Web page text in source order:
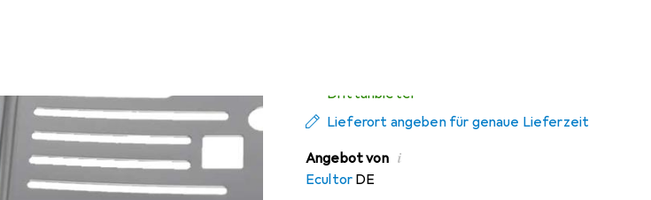
Drittanbieter
Lieferort angeben für genaue Lieferzeit
Angebot von i
Ecultor DE